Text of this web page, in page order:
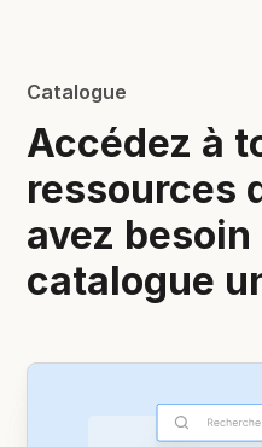
Catalogue
Accédez à
ressources
avez
catalogue